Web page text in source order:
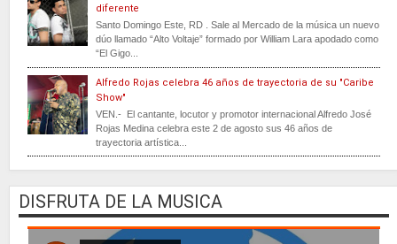
diferente
Santo Domingo Este, RD . Sale al Mercado de la música un nuevo
dúo llamado “Alto Voltaje” formado por William Lara apodado como
“El Gigo...
Alfredo Rojas celebra 46 años de trayectoria de su "Caribe
Show"
VEN.- El cantante, locutor y promotor internacional Alfredo José
Rojas Medina celebra este 2 de agosto sus 46 años de
trayectoria artística...
DISFRUTA DE LA MUSICA